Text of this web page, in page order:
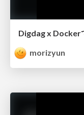
Digdag x Docker
morizyun